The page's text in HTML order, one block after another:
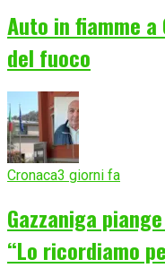
Auto in fiamme
del fuoco
Cronaca3 giorni fa
Gazzaniga
“Lo ricordiamo